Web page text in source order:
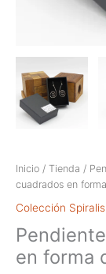
Inicio / Tienda /
cuadrados en
Colección Spiralis
en forma